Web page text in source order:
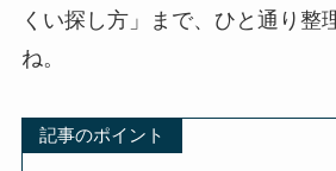
くい探し方」まで、ひと通り整
ね。
記事のポイント